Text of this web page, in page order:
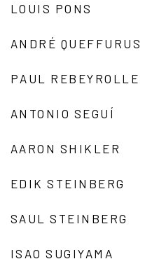
LOUIS PONS
ANDRÉ QUEFFURUS
PAUL REBEYROLLE
ANTONIO SEGUÍ
AARON SHIKLER
EDIK STEINBERG
SAUL STEINBERG
ISAO SUGIYAMA